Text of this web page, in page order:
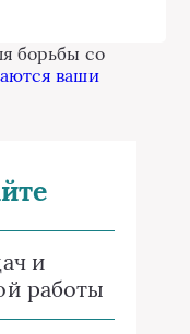
борьбы со
ваши
и
работы